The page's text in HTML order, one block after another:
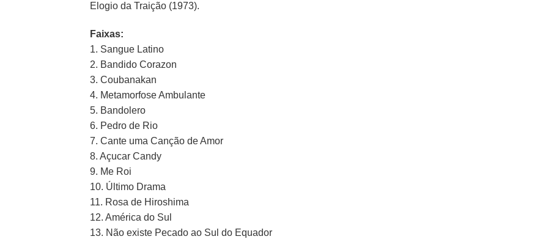
Elogio da Traição (1973).
Faixas:
1. Sangue Latino
2. Bandido Corazon
3. Coubanakan
4. Metamorfose Ambulante
5. Bandolero
6. Pedro de Rio
7. Cante uma Canção de Amor
8. Açucar Candy
9. Me Roi
10. Último Drama
11. Rosa de Hiroshima
12. América do Sul
13. Não existe Pecado ao Sul do Equador